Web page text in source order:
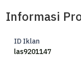
Informasi
ID Iklan
las9201147